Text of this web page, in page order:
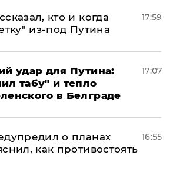
кто и когда
из-под Путина
17:59
удар для Путина:
табу" и тепло
в Белграде
17:07
о планах
как противостоять
16:55